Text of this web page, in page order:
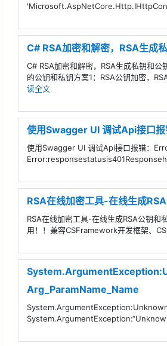
C# RSA加密和解密，RSA生成
C# RSA加密和解密，RSA生成私钥和
的公钥和私钥方案1：RSA公钥加密，
读全文
使用Swagger UI 调试Api接口
使用Swagger UI 调试Api接口报错：
RSA在线加密工具-在线生成
RSA在线加密工具-在线生成RSA公钥
用！！兼容CSFramework开发框架、
Arg_ParamName_Name